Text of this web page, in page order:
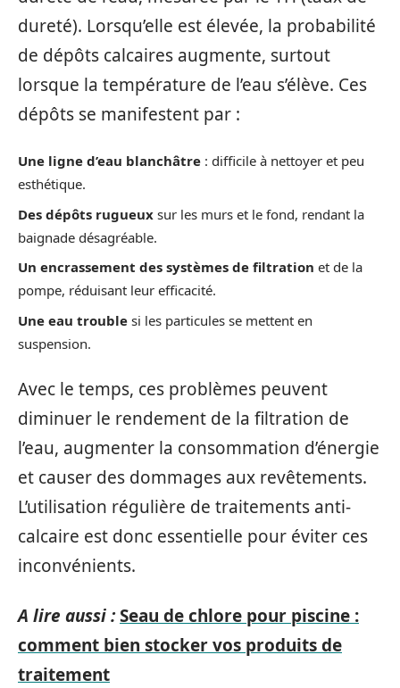
dureté). Lorsqu’elle est élevée, la probabilité
de dépôts calcaires augmente, surtout
lorsque la température de l’eau s’élève. Ces
dépôts se manifestent par :
Une ligne d’eau blanchâtre : difficile à nettoyer et peu
esthétique.
Des dépôts rugueux sur les murs et le fond, rendant la
baignade désagréable.
Un encrassement des systèmes de filtration et de la
pompe, réduisant leur efficacité.
Une eau trouble si les particules se mettent en
suspension.
Avec le temps, ces problèmes peuvent
diminuer le rendement de la filtration de
l’eau, augmenter la consommation d’énergie
et causer des dommages aux revêtements.
L’utilisation régulière de traitements anti-
calcaire est donc essentielle pour éviter ces
inconvénients.
A lire aussi :Seau de chlore pour piscine :
comment bien stocker vos produits de
traitement